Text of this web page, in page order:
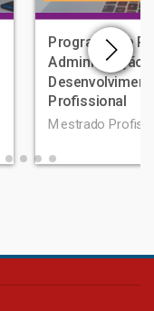
Programa de
Administração
Profissional
Mestrado